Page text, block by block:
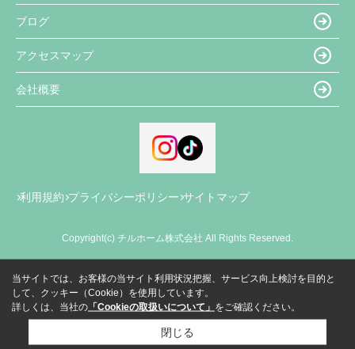
ブログ
アクセスマップ
会社概要
利用規約 プライバシーポリシー サイトマップ
Copyright(c) チルホーム株式会社 All Rights Reserved.
当サイトでは、お客様の当サイト利用状況把握、サービス向上検討を目的と
して、クッキー（Cookie）を使用しています。
詳しくは、当社の 「Cookieの取扱いについて」 をご確認ください。
閉じる